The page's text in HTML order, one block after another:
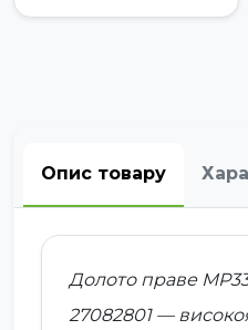
Опис товару
Долото праве
27082801 —